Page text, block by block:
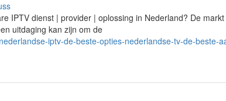
IPTV dienst | provider | oplossing in Nederland? De
uitdaging kan zijn om de
iptv-de-beste-opties-nederlandse-tv-de-beste-